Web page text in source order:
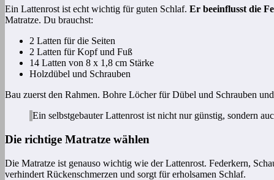
Ein Lattenrost ist echt wichtig für guten Schlaf. Er beeinflusst die
Matratze. Du brauchst:
2 Latten für die Seiten
2 Latten für Kopf und Fuß
14 Latten von 8 x 1,8 cm Stärke
Holzdübel und Schrauben
Bau zuerst den Rahmen. Bohre Löcher für Dübel und Schrauben
Ein selbstgebauter Lattenrost ist nicht nur günstig, sondern
Die richtige Matratze wählen
Die Matratze ist genauso wichtig wie der Lattenrost. Federkern,
verhindert Rückenschmerzen und sorgt für erholsamen Schlaf.